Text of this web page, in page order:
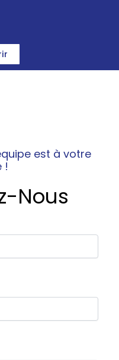
est à votre
!
Nous